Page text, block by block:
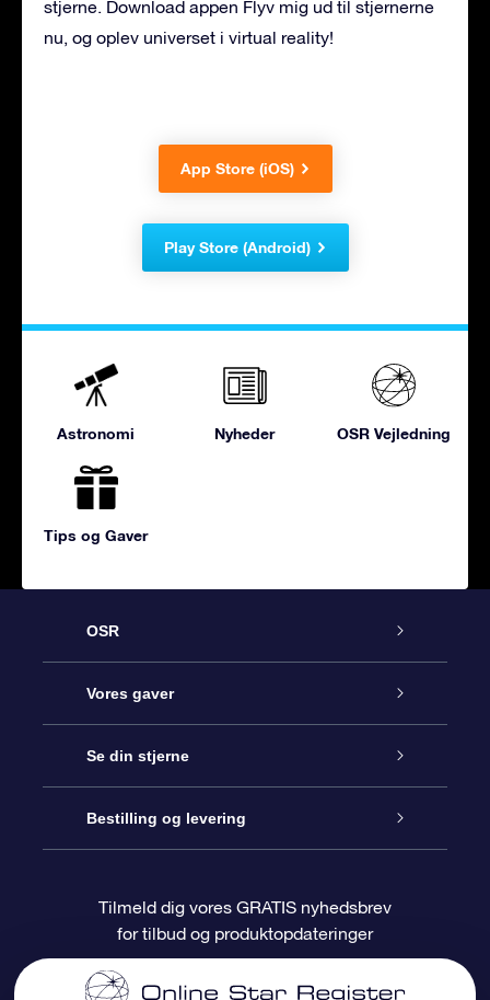
stjerne. Download appen Flyv mig ud til stjernerne
nu, og oplev universet i virtual reality!
App Store (iOS)
Play Store (Android)
Astronomi Nyheder OSR Vejledning
Tips og Gaver
OSR
Kundeservice
Kontakt os
Bloggen
Anmeldelser
Vores gaver
Online Stjernegave
OSR Gavepakke
OSR Gavekortet
Se din stjerne
Star Register
Personliggjort Stjerneside
Bestilling og levering
Betalingsinformation
Tilmeld dig vores GRATIS nyhedsbrev
for tilbud og produktopdateringer